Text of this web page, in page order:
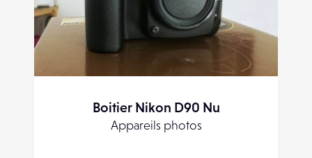
Boitier Nikon D90 Nu
Appareils photos